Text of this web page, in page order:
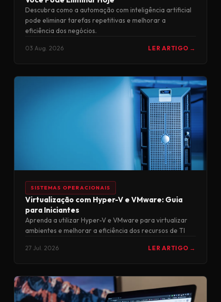
Descubra como a automação com inteligência artificial
pode eliminar tarefas repetitivas e melhorar a
eficiência dos negócios.
03 Aug. 2026 LER ARTIGO →
SISTEMAS OPERACIONAIS
Virtualização com Hyper-V e VMware: Guia
para Iniciantes
Aprenda a utilizar Hyper-V e VMware para virtualizar
ambientes e melhorar a eficiência dos recursos de TI
27 Jul. 2026 LER ARTIGO →